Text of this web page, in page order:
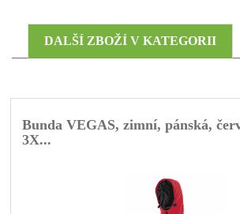
DALŠÍ ZBOŽÍ V KATEGORII
Bunda VEGAS, zimní, pánská,
3X...